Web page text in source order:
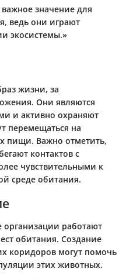
значение для
ведь они играют
экосистемы.»
жизни, за
Они являются
и активно охраняют
перемещаться на
пищи. Важно отметить,
контактов с
чувствительными к
среде обитания.
работают
обитания. Создание
коридоров могут помочь
этих животных.